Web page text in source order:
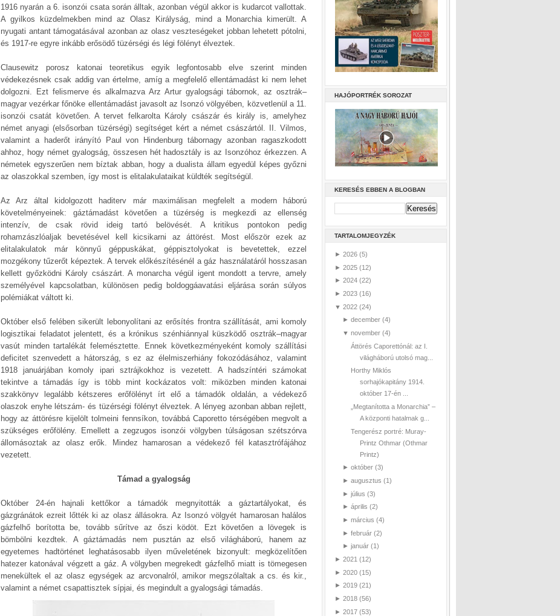
1916 nyarán a 6. isonzói csata során álltak, azonban végül akkor is kudarcot vallottak.
A gyilkos küzdelmekben mind az Olasz Királyság, mind a Monarchia kimerült. A
nyugati antant támogatásával azonban az olasz veszteségeket jobban lehetett pótolni,
és 1917-re egyre inkább erősödő tüzérségi és légi fölényt élveztek.
Clausewitz porosz katonai teoretikus egyik legfontosabb elve szerint minden
védekezésnek csak addig van értelme, amíg a megfelelő ellentámadást ki nem lehet
dolgozni. Ezt felismerve és alkalmazva Arz Artur gyalogsági tábornok, az osztrák–
magyar vezérkar főnöke ellentámadást javasolt az Isonzó völgyében, közvetlenül a 11.
isonzói csatát követően. A tervet felkarolta Károly császár és király is, amelyhez
német anyagi (elsősorban tüzérségi) segítséget kért a német császártól. II. Vilmos,
valamint a haderőt irányító Paul von Hindenburg tábornagy azonban ragaszkodott
ahhoz, hogy német gyalogság, összesen hét hadosztály is az Isonzóhoz érkezzen. A
németek egyszerűen nem bíztak abban, hogy a dualista állam egyedül képes győzni
az olaszokkal szemben, így most is elitalakulataikat küldték segítségül.
Az Arz által kidolgozott haditerv már maximálisan megfelelt a modern háború
követelményeinek: gáztámadást követően a tüzérség is megkezdi az ellenség
intenzív, de csak rövid ideig tartó belövését. A kritikus pontokon pedig
rohamzászlóaljak bevetésével kell kicsikarni az áttörést. Most először ezek az
elitalakulatok már könnyű géppuskákat, géppisztolyokat is bevetettek, ezzel
mozgékony tűzerőt képeztek. A tervek előkészítésénél a gáz használatáról hosszasan
kellett győzködni Károly császárt. A monarcha végül igent mondott a tervre, amely
személyével kapcsolatban, különösen pedig boldoggáavatási eljárása során súlyos
polémiákat váltott ki.
Október első felében sikerült lebonyolítani az erősítés frontra szállítását, ami komoly
logisztikai feladatot jelentett, és a krónikus szénhiánnyal küszködő osztrák–magyar
vasút minden tartalékát felemésztette. Ennek következményeként komoly szállítási
deficitet szenvedett a hátország, s ez az élelmiszerhiány fokozódásához, valamint
1918 januárjában komoly ipari sztrájkokhoz is vezetett. A hadszíntéri számokat
tekintve a támadás így is több mint kockázatos volt: miközben minden katonai
szakkönyv legalább kétszeres erőfölényt írt elő a támadók oldalán, a védekező
olaszok enyhe létszám- és tüzérségi fölényt élveztek. A lényeg azonban abban rejlett,
hogy az áttörésre kijelölt tolmeini fennsíkon, továbbá Caporetto térségében megvolt a
szükséges erőfölény. Emellett a zegzugos isonzói völgyben túlságosan szétszórva
állomásoztak az olasz erők. Mindez hamarosan a védekező fél katasztrófájához
vezetett.
Támad a gyalogság
Október 24-én hajnali kettőkor a támadók megnyitották a gáztartályokat, és
gázgránátok ezreit lőtték ki az olasz állásokra. Az Isonzó völgyét hamarosan halálos
gázfelhő borította be, tovább sűrítve az őszi ködöt. Ezt követően a lövegek is
bömbölni kezdtek. A gáztámadás nem pusztán az első világháború, hanem az
egyetemes hadtörténet leghatásosabb ilyen műveletének bizonyult: megközelítően
hatezer katonával végzett a gáz. A völgyben megrekedt gázfelhő miatt is tömegesen
menekültek el az olasz egységek az arcvonalról, amikor megszólaltak a cs. és kir.,
valamint a német csapattisztek sípjai, és megindult a gyalogsági támadás.
HAJÓPORTRÉK SOROZAT
KERESÉS EBBEN A BLOGBAN
TARTALOMJEGYZÉK
► 2026 (5)
► 2025 (12)
► 2024 (22)
► 2023 (16)
▼ 2022 (24)
► december (4)
▼ november (4)
Áttörés Caporettónál: az I.
világháború utolsó mag...
Horthy Miklós
sorhajókapitány 1914.
október 17-én ...
„Megtanította a Monarchia” –
A központi hatalmak g...
Tengerész portré: Muray-
Printz Othmar (Othmar
Printz)
► október (3)
► augusztus (1)
► július (3)
► április (2)
► március (4)
► február (2)
► január (1)
► 2021 (12)
► 2020 (15)
► 2019 (21)
► 2018 (56)
► 2017 (53)